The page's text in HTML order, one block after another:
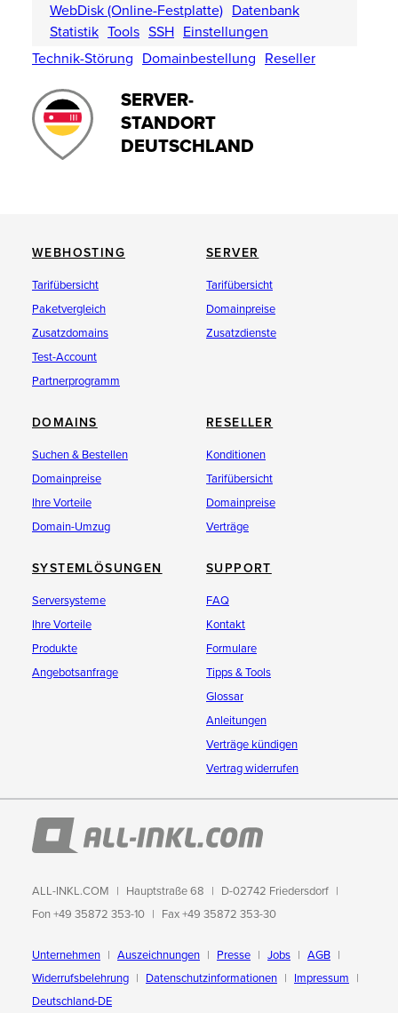
WebDisk (Online-Festplatte) Datenbank
Statistik Tools SSH Einstellungen
Technik-Störung Domainbestellung Reseller
SERVER-
STANDORT
DEUTSCHLAND
WEBHOSTING
Tarifübersicht
Paketvergleich
Zusatzdomains
Test-Account
Partnerprogramm
SERVER
Tarifübersicht
Domainpreise
Zusatzdienste
DOMAINS
Suchen & Bestellen
Domainpreise
Ihre Vorteile
Domain-Umzug
RESELLER
Konditionen
Tarifübersicht
Domainpreise
Verträge
SYSTEMLÖSUNGEN
Serversysteme
Ihre Vorteile
Produkte
Angebotsanfrage
SUPPORT
FAQ
Kontakt
Formulare
Tipps & Tools
Glossar
Anleitungen
Verträge kündigen
Vertrag widerrufen
ALL-INKL.COM Hauptstraße 68
D-02742 Friedersdorf
Fon +49 35872 353-10
Fax +49 35872 353-30
Unternehmen Auszeichnungen Presse Jobs
AGB
Widerrufsbelehrung
Datenschutzinformationen
Impressum
Deutschland-DE